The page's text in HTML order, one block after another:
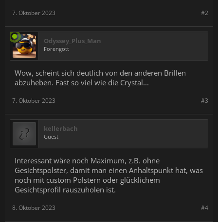
#2
7. Oktober 2023
Odyssey_Plus_Man
Forengott
Wow, scheint sich deutlich von den anderen Brillen
abzuheben. Fast so viel wie die Crystal...
#3
7. Oktober 2023
kellerbach
Guest
Interessant wäre noch Maximum, z.B. ohne
Gesichtspolster, damit man einen Anhaltspunkt hat, was
noch mit custom Polstern oder glücklichem
Gesichtsprofil rauszuholen ist.
#4
8. Oktober 2023